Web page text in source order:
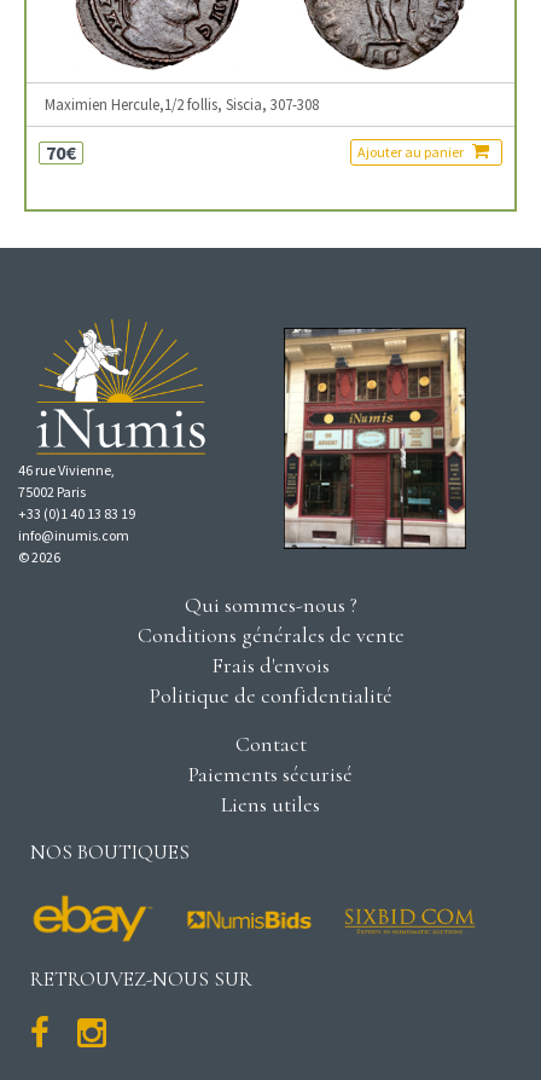
Maximien Hercule,1/2 follis, Siscia, 307-308
70€ Ajouter au panier
46 rue Vivienne,
75002 Paris
+33 (0)1 40 13 83 19
info@inumis.com
© 2026
Qui sommes-nous ?
Conditions générales de vente
Frais d'envois
Politique de confidentialité
Contact
Paiements sécurisé
Liens utiles
NOS BOUTIQUES
RETROUVEZ-NOUS SUR